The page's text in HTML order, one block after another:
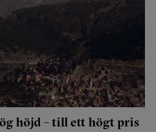
höjd – till ett högt pris